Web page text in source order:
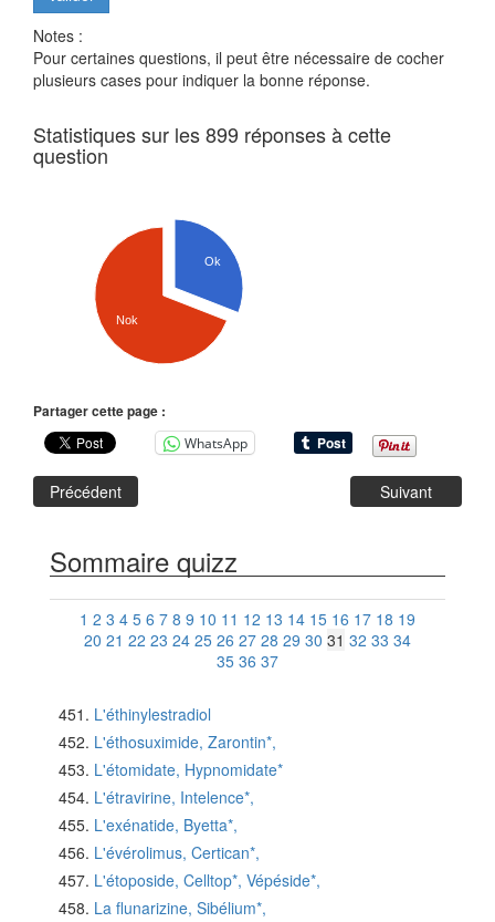
Notes :
Pour certaines questions, il peut être nécessaire de cocher
plusieurs cases pour indiquer la bonne réponse.
Statistiques sur les 899 réponses à cette
question
Ok
Nok
Partager cette page :
WhatsApp
Précédent Suivant
Sommaire quizz
1 2 3 4 5 6 7 8 9 10 11 12 13 14 15 16 17 18 19
20 21 22 23 24 25 26 27 28 29 30 31 32 33 34
35 36 37
L'éthinylestradiol
L'éthosuximide, Zarontin*,
L'étomidate, Hypnomidate*
L'étravirine, Intelence*,
L'exénatide, Byetta*,
L'évérolimus, Certican*,
L'étoposide, Celltop*, Vépéside*,
La flunarizine, Sibélium*,